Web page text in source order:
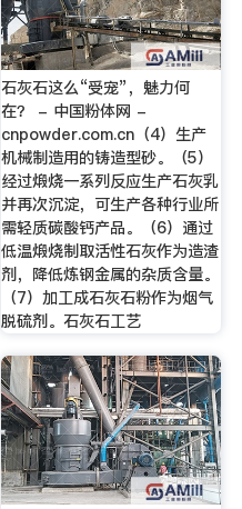
石灰石这么“受宠”，魅力何
在？ - 中国粉体网 -
cnpowder.com.cn（4）生产
机械制造用的铸造型砂。（5）
经过煅烧一系列反应生产石灰乳
并再次沉淀，可生产各种行业所
需轻质碳酸钙产品。（6）通过
低温煅烧制取活性石灰作为造渣
剂，降低炼钢金属的杂质含量。
（7）加工成石灰石粉作为烟气
脱硫剂。石灰石工艺